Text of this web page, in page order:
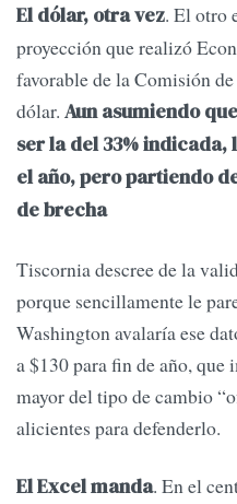
El dólar, otra vez. El otro
proyección que realizó
favorable de la Comisión
dólar. Aun asumiendo
ser la del 33% indicada,
el año, pero partiendo
de brecha
Tiscornia descree de la
porque sencillamente le
Washington avalaría ese
a $130 para fin de año,
mayor del tipo de cambio
alicientes para defenderlo.
El Excel manda. En el